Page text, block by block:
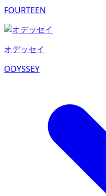
FOURTEEN
オデッセイ
ODYSSEY